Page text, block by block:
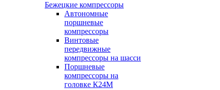
Бежецкие компрессоры
Автономные
поршневые
компрессоры
Винтовые
передвижные
компрессоры на шасси
Поршневые
компрессоры на
головке К24М